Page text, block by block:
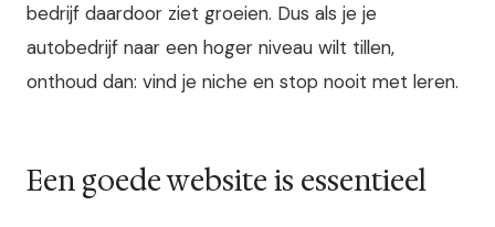
bedrijf daardoor ziet groeien. Dus als je je
autobedrijf naar een hoger niveau wilt tillen,
onthoud dan: vind je niche en stop nooit met leren.
Een goede website is essentieel